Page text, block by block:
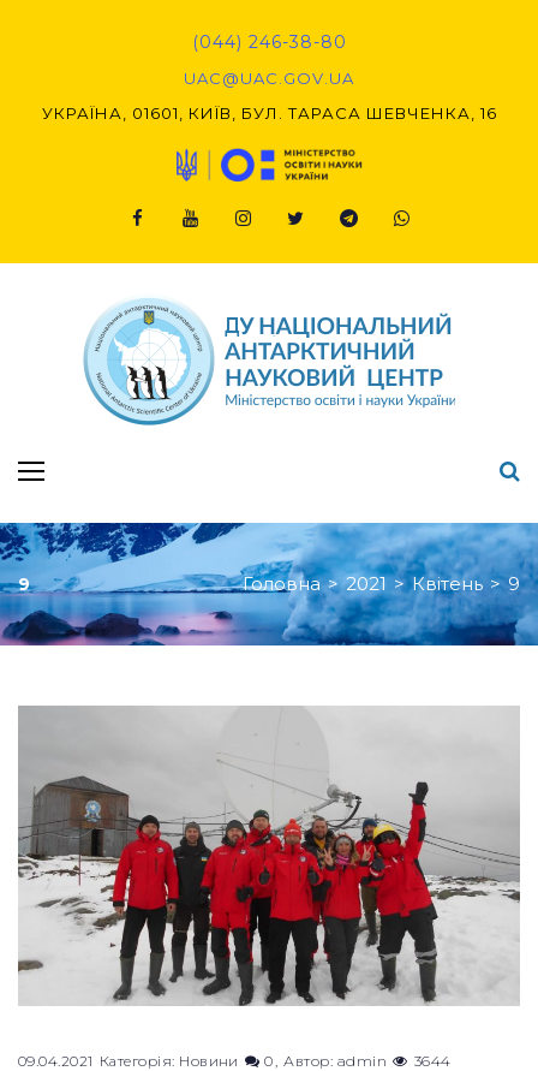
(044) 246-38-80
UAC@UAC.GOV.UA​​
УКРАЇНА, 01601, КИЇВ, БУЛ. ТАРАСА ШЕВЧЕНКА, 16
9 Головна > 2021 > Квітень > 9
09.04.2021
09.04.2021 Категорія: Новини 0 Автор: admin 3644